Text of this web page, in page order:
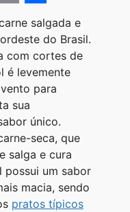
C S
h
a
r
e
salgada e
do Brasil.
com cortes de
é levemente
para
sua
único.
seca, que
salga e cura
possui um sabor
macia, sendo
pratos típicos